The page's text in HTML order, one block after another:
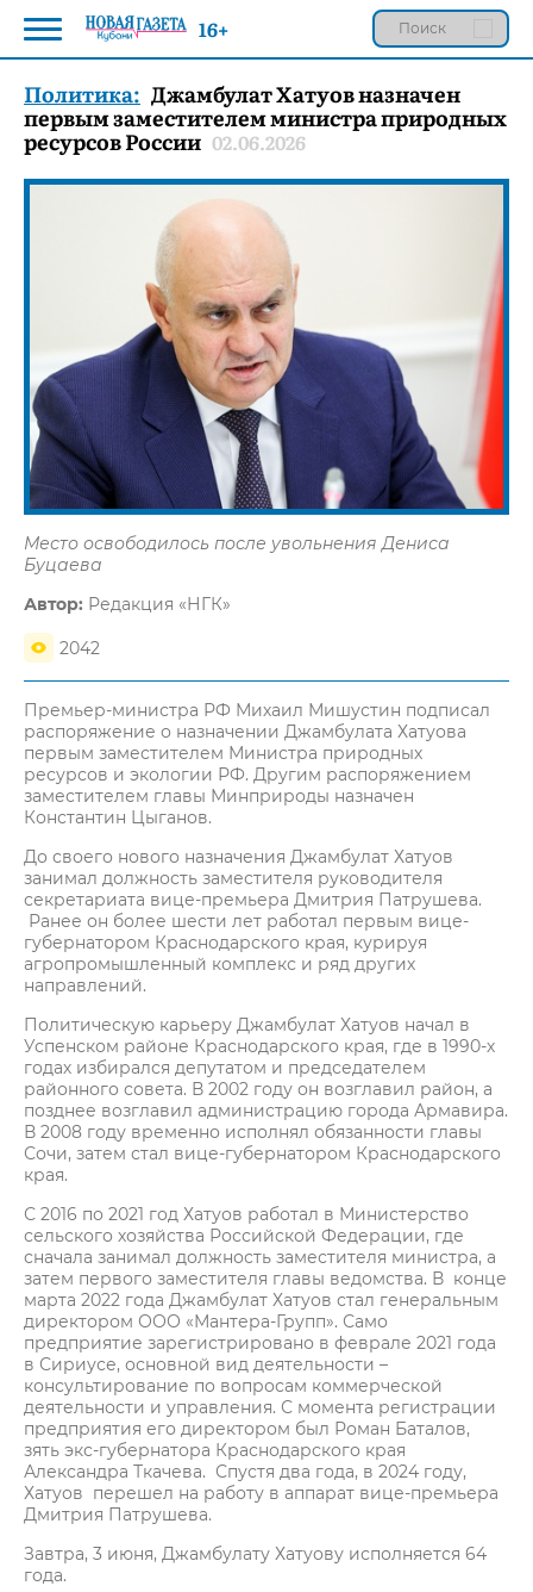
Политика: Джамбулат Хатуов назначен
первым заместителем министра природных
ресурсов России 02.06.2026
Место освободилось после увольнения Дениса
Буцаева
Автор: Редакция «НГК»
2042
Премьер-министра РФ Михаил Мишустин подписал
распоряжение о назначении Джамбулата Хатуова
первым заместителем Министра природных
ресурсов и экологии РФ. Другим распоряжением
заместителем главы Минприроды назначен
Константин Цыганов.
До своего нового назначения Джамбулат Хатуов
занимал должность заместителя руководителя
секретариата вице-премьера Дмитрия Патрушева.
Ранее он более шести лет работал первым вице-
губернатором Краснодарского края, курируя
агропромышленный комплекс и ряд других
направлений.
Политическую карьеру Джамбулат Хатуов начал в
Успенском районе Краснодарского края, где в 1990-х
годах избирался депутатом и председателем
районного совета. В 2002 году он возглавил район, а
позднее возглавил администрацию города Армавира.
В 2008 году временно исполнял обязанности главы
Сочи, затем стал вице-губернатором Краснодарского
края.
С 2016 по 2021 год Хатуов работал в Министерство
сельского хозяйства Российской Федерации, где
сначала занимал должность заместителя министра, а
затем первого заместителя главы ведомства. В конце
марта 2022 года Джамбулат Хатуов стал генеральным
директором ООО «Мантера-Групп». Само
предприятие зарегистрировано в феврале 2021 года
в Сириусе, основной вид деятельности –
консультирование по вопросам коммерческой
деятельности и управления. С момента регистрации
предприятия его директором был Роман Баталов,
зять экс-губернатора Краснодарского края
Александра Ткачева. Спустя два года, в 2024 году,
Хатуов перешел на работу в аппарат вице-премьера
Дмитрия Патрушева.
Завтра, 3 июня, Джамбулату Хатуову исполняется 64
года.
16+